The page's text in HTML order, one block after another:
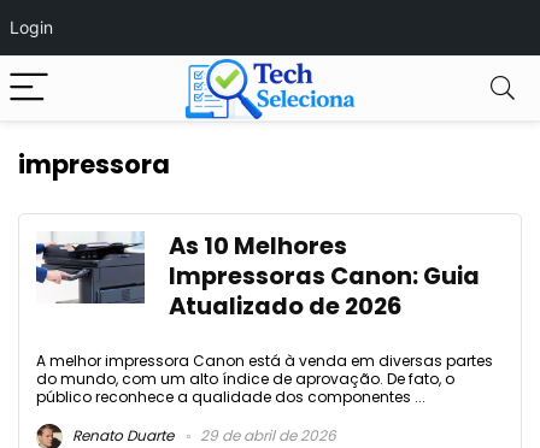
Login
impressora
As 10 Melhores
Impressoras Canon: Guia
Atualizado de 2026
A melhor impressora Canon está à venda em diversas partes
do mundo, com um alto índice de aprovação. De fato, o
público reconhece a qualidade dos componentes ...
Renato Duarte
29 de abril de 2026